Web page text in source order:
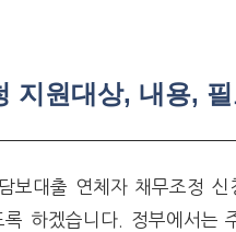
지원대상, 내용,
보대출 연체자 채무조정 신
하겠습니다. 정부에서는